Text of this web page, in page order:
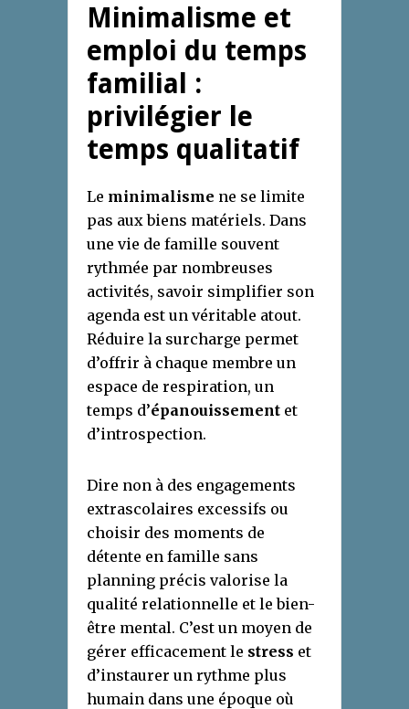
Minimalisme et
emploi du temps
familial :
privilégier le
temps qualitatif
Le minimalisme ne se limite
pas aux biens matériels. Dans
une vie de famille souvent
rythmée par nombreuses
activités, savoir simplifier son
agenda est un véritable atout.
Réduire la surcharge permet
d’offrir à chaque membre un
espace de respiration, un
temps d’épanouissement et
d’introspection.
Dire non à des engagements
extrascolaires excessifs ou
choisir des moments de
détente en famille sans
planning précis valorise la
qualité relationnelle et le bien-
être mental. C’est un moyen de
gérer efficacement le stress et
d’instaurer un rythme plus
humain dans une époque où